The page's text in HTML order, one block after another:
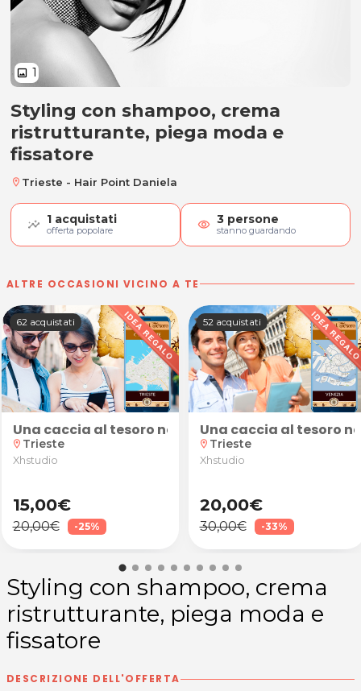
image 1
Styling con shampoo, crema
Styling con shampoo, crema
ristrutturante, piega moda e
fissatore
location_on Trieste - Hair Point Daniela
1 acquistati
offerta popolare visibility 3 persone
stanno guardando
ALTRE OCCASIONI VICINO A TE
Fashion Beauty a Trieste
presenza da Elena Ferruzzi a Trieste
tips oppure cartina da Fashion Beauty a Trieste
62 acquistati
Una caccia al tesoro nella suggestiva atmosfera
location_on Trieste
Xhstudio
15,00€
20,00€ -25%
52 acquistati
Una caccia al tesoro
location_on Trieste
Xhstudio
20,00€
30,00€ -33%
Styling con shampoo, crema
ristrutturante, piega moda e
fissatore
DESCRIZIONE DELL'OFFERTA